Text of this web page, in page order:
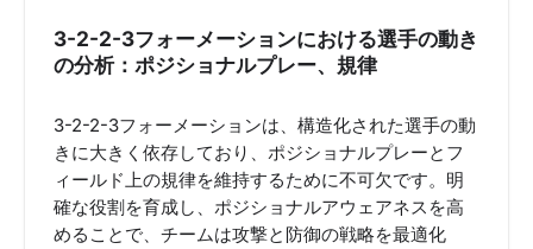
3-2-2-3フォーメーションにおける選手の動き
の分析：ポジショナルプレー、規律
3-2-2-3フォーメーションは、構造化された選手の動
きに大きく依存しており、ポジショナルプレーとフ
ィールド上の規律を維持するために不可欠です。明
確な役割を育成し、ポジショナルアウェアネスを高
めることで、チームは攻撃と防御の戦略を最適化